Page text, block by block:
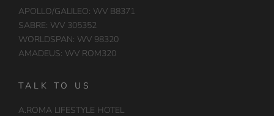
APOLLO/GALILEO: WV B8371
SABRE: WV 305352
WORLDSPAN: WV 98320
AMADEUS: WV ROM320
TALK TO US
A.ROMA LIFESTYLE HOTEL